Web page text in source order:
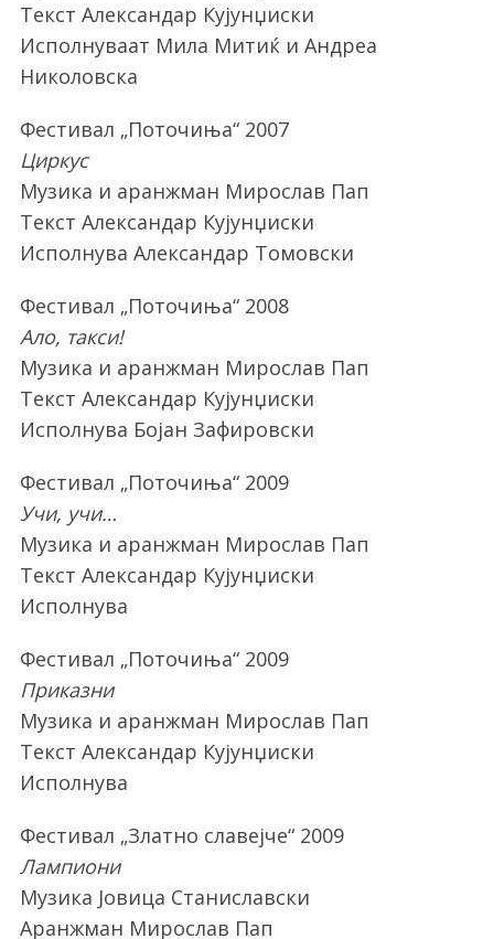
Текст Александар Кујунџиски
Исполнуваат Мила Митиќ и Андреа
Николовска
Фестивал „Поточиња“ 2007
Циркус
Музика и аранжман Мирослав Пап
Текст Александар Кујунџиски
Исполнува Александар Томовски
Фестивал „Поточиња“ 2008
Ало, такси!
Музика и аранжман Мирослав Пап
Текст Александар Кујунџиски
Исполнува Бојан Зафировски
Фестивал „Поточиња“ 2009
Учи, учи…
Музика и аранжман Мирослав Пап
Текст Александар Кујунџиски
Исполнува
Фестивал „Поточиња“ 2009
Приказни
Музика и аранжман Мирослав Пап
Текст Александар Кујунџиски
Исполнува
Фестивал „Златно славејче“ 2009
Лампиони
Музика Јовица Станиславски
Аранжман Мирослав Пап